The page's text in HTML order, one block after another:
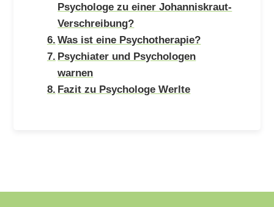
Psychologe zu einer Johanniskraut-
Verschreibung?
Was ist eine Psychotherapie?
Psychiater und Psychologen
warnen
Fazit zu Psychologe Werlte